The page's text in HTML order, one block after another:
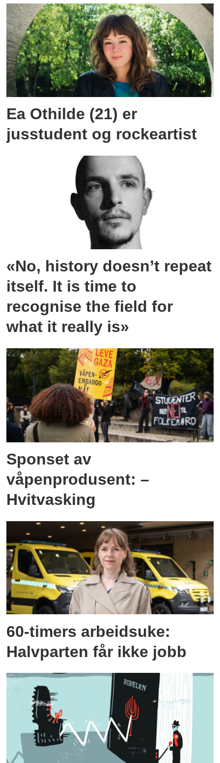
Ea Othilde (21) er
jusstudent og rockeartist
«No, history doesn’t repeat
itself. It is time to
recognise the field for
what it really is»
Sponset av
våpenprodusent: –
Hvitvasking
60-timers arbeidsuke:
Halvparten får ikke jobb